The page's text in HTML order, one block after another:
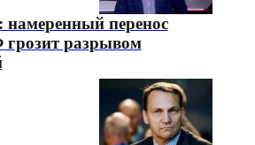
перенос
грозит разрывом